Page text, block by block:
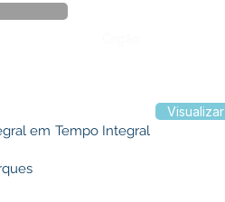
em Tempo Integral
Visualizar